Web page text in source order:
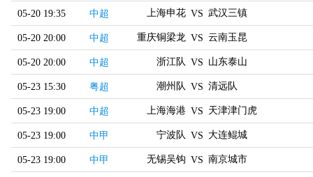
05-20 19:35 中超 上海申花 VS 武汉三镇
05-20 20:00 中超 重庆铜梁龙 VS 云南玉昆
05-20 20:00 中超 浙江队 VS 山东泰山
05-23 15:30 粤超 潮州队 VS 清远队
05-23 19:00 中超 上海海港 VS 天津津门虎
05-23 19:00 中甲 宁波队 VS 大连鲲城
05-23 19:00 中甲 无锡吴钩 VS 南京城市